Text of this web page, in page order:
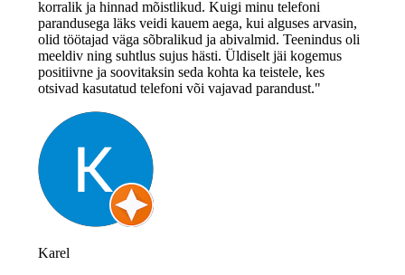
korralik ja hinnad mõistlikud. Kuigi minu telefoni
parandusega läks veidi kauem aega, kui alguses arvasin,
olid töötajad väga sõbralikud ja abivalmid. Teenindus oli
meeldiv ning suhtlus sujus hästi. Üldiselt jäi kogemus
positiivne ja soovitaksin seda kohta ka teistele, kes
otsivad kasutatud telefoni või vajavad parandust."
Karel